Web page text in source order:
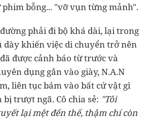
bỗng... "vỡ vụn từng mảnh".
phải đi bộ khá dài, lại trong
dày khiến việc di chuyển trở nên
được cảnh báo từ trước và
dụng gắn vào giày, N.A.N
liên tục bám vào bất cứ vật gì
trượt ngã. Cô chia sẻ: "Tôi
lại mệt đến thế, thậm chí còn